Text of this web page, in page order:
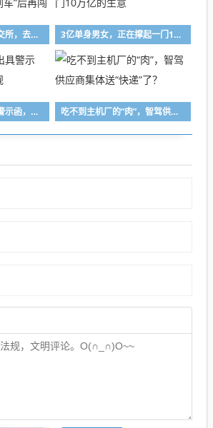
百利天恒四度递表港交所，去年IPO临门一脚“刹车”后再闯关 3亿单身男女，正在撑起一门10万亿的生意
长兴万乘私募被出具警示函，涉投资运作违规 吃不到主机厂的“肉”，智驾供应商集体送“快递”了？